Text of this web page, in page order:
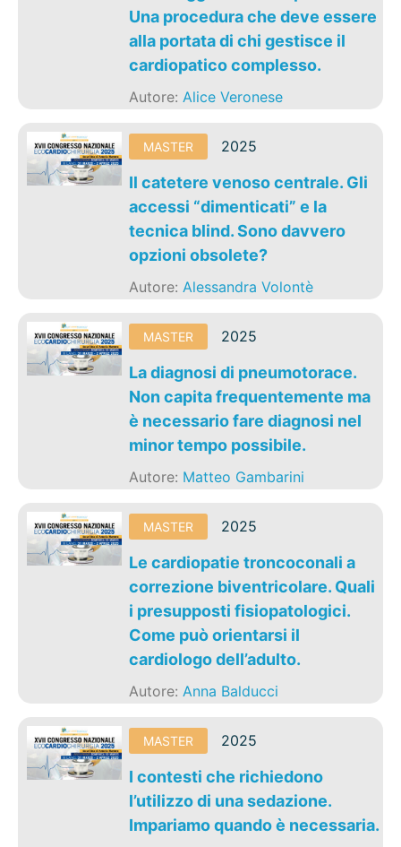
Una procedura che deve essere
alla portata di chi gestisce il
cardiopatico complesso.
Autore:Alice Veronese
MASTER 2025
Il catetere venoso centrale. Gli
accessi “dimenticati” e la
tecnica blind. Sono davvero
opzioni obsolete?
Autore:Alessandra Volontè
MASTER 2025
La diagnosi di pneumotorace.
Non capita frequentemente ma
è necessario fare diagnosi nel
minor tempo possibile.
Autore: Matteo Gambarini
MASTER 2025
Le cardiopatie troncoconali a
correzione biventricolare. Quali
i presupposti fisiopatologici.
Come può orientarsi il
cardiologo dell’adulto.
Autore:Anna Balducci
MASTER 2025
I contesti che richiedono
l’utilizzo di una sedazione.
Impariamo quando è necessaria.